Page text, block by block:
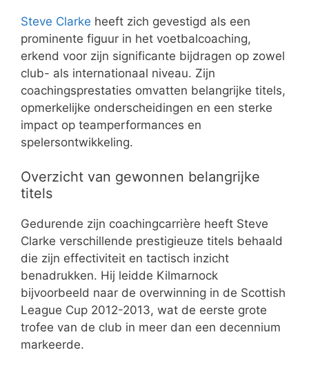
Steve Clarke heeft zich gevestigd als een
prominente figuur in het voetbalcoaching,
erkend voor zijn significante bijdragen op zowel
club- als internationaal niveau. Zijn
coachingsprestaties omvatten belangrijke titels,
opmerkelijke onderscheidingen en een sterke
impact op teamperformances en
spelersontwikkeling.
Overzicht van gewonnen belangrijke
titels
Gedurende zijn coachingcarrière heeft Steve
Clarke verschillende prestigieuze titels behaald
die zijn effectiviteit en tactisch inzicht
benadrukken. Hij leidde Kilmarnock
bijvoorbeeld naar de overwinning in de Scottish
League Cup 2012-2013, wat de eerste grote
trofee van de club in meer dan een decennium
markeerde.